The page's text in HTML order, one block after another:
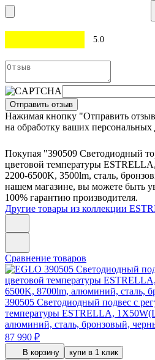
5.0
Отправить отзыв
Нажимая кнопку "Отправить
на обработку ваших
Покупая "390509 Светодиодный
цветовой температуры
2200-6500K, 3500lm, сталь,
нашем магазине, вы можете быть
100% гарантию производителя.
Другие товары из коллекции
Сравнение товаров
390505 Светодиодный подвес с
температуры ESTRELLA,
алюминий, сталь, бронзовый,
87 990 ₽
В корзину купи в 1 клик